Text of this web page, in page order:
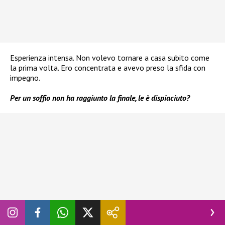
Esperienza intensa. Non volevo tornare a casa subito come
la prima volta. Ero concentrata e avevo preso la sfida con
impegno.
Per un soffio non ha raggiunto la finale, le è dispiaciuto?